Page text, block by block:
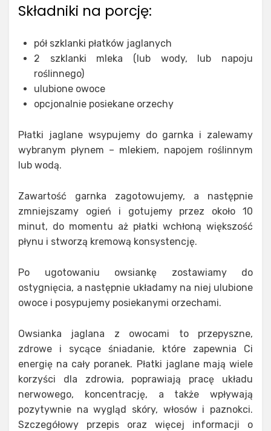
Składniki na porcję:
pół szklanki płatków jaglanych
2 szklanki mleka (lub wody, lub napoju
roślinnego)
ulubione owoce
opcjonalnie posiekane orzechy
Płatki jaglane wsypujemy do garnka i zalewamy
wybranym płynem – mlekiem, napojem roślinnym
lub wodą.
Zawartość garnka zagotowujemy, a następnie
zmniejszamy ogień i gotujemy przez około 10
minut, do momentu aż płatki wchłoną większość
płynu i stworzą kremową konsystencję.
Po ugotowaniu owsiankę zostawiamy do
ostygnięcia, a następnie układamy na niej ulubione
owoce i posypujemy posiekanymi orzechami.
Owsianka jaglana z owocami to przepyszne,
zdrowe i sycące śniadanie, które zapewnia Ci
energię na cały poranek. Płatki jaglane mają wiele
korzyści dla zdrowia, poprawiają pracę układu
nerwowego, koncentrację, a także wpływają
pozytywnie na wygląd skóry, włosów i paznokci.
Szczegółowy przepis oraz więcej informacji o